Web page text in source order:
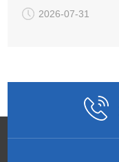
2026-07-31